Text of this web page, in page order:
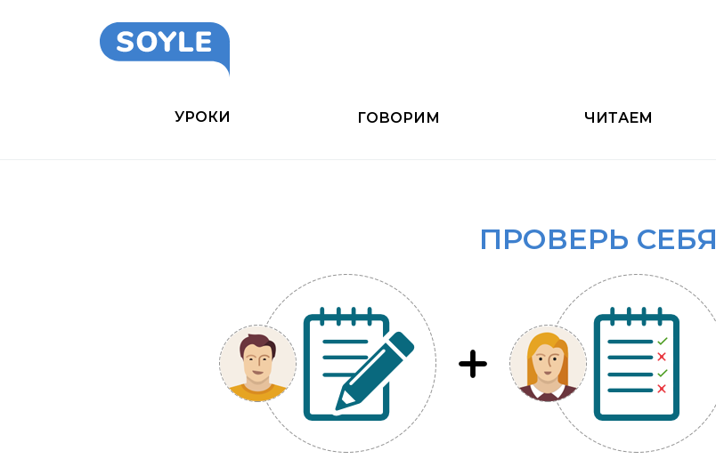
УРОКИ ГОВОРИМ ЧИТАЕМ
ПРОВЕРЬ СЕБЯ